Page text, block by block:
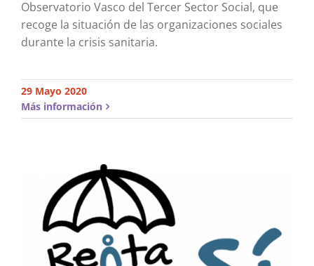
Observatorio Vasco del Tercer Sector Social, que
recoge la situación de las organizaciones sociales
durante la crisis sanitaria.
29 Mayo 2020
Más información